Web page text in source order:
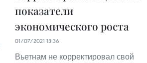
показатели
экономического роста
01/07/2021 13:36
Вьетнам не корректировал свой